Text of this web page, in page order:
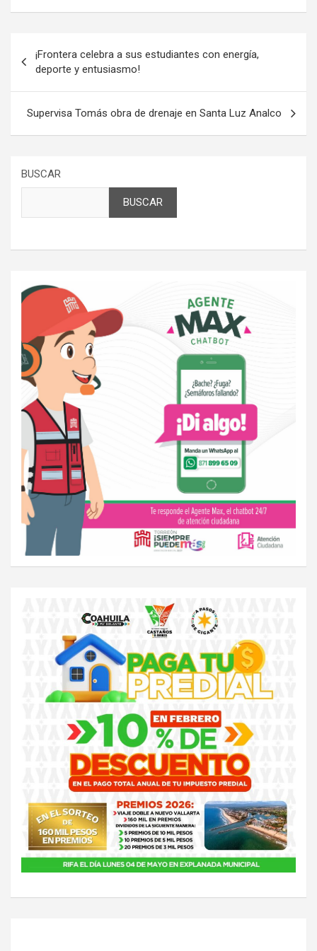
de
entradas
¡Frontera celebra a sus estudiantes con energía,
deporte y entusiasmo!
Supervisa Tomás obra de drenaje en Santa Luz Analco
BUSCAR
BUSCAR